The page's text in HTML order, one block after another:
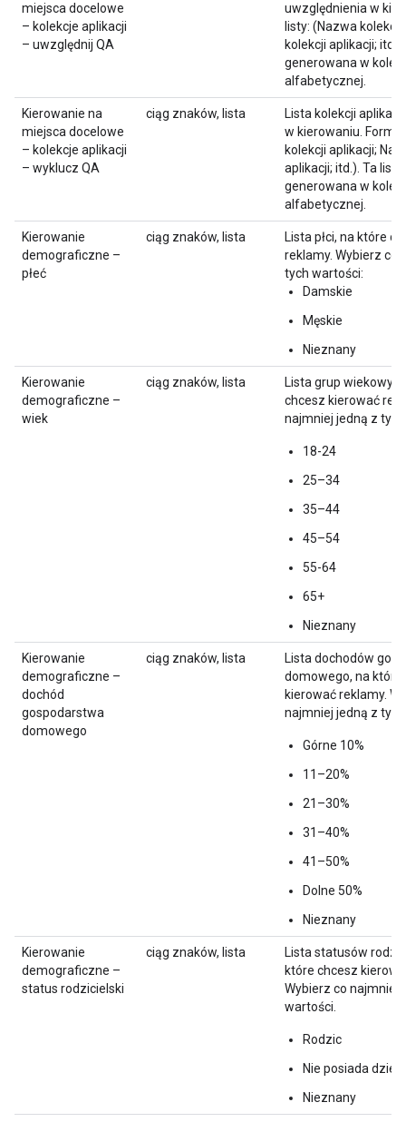
miejsca docelowe
– kolekcje aplikacji
– uwzględnij QA
uwzględnienia w
listy: (Nazwa
kolekcji aplikacji;
generowana w
alfabetycznej.
Kierowanie na
miejsca docelowe
– kolekcje aplikacji
– wyklucz QA
ciąg znaków, lista
Lista kolekcji
w kierowaniu.
kolekcji aplikacji;
aplikacji; itd.). Ta
generowana w
alfabetycznej.
Kierowanie
demograficzne –
płeć
ciąg znaków, lista
Lista płci, na które
reklamy. Wybierz co
tych wartości:
Damskie
Męskie
Nieznany
Kierowanie
demograficzne –
wiek
ciąg znaków, lista
Lista grup
chcesz kierować
najmniej jedną z
18-24
25–34
35–44
45–54
55-64
65+
Nieznany
Kierowanie
demograficzne –
dochód
gospodarstwa
domowego
ciąg znaków, lista
Lista dochodów
domowego, na które
kierować reklamy.
najmniej jedną z
Górne 10%
11–20%
21–30%
31–40%
41–50%
Dolne 50%
Nieznany
Kierowanie
demograficzne –
status rodzicielski
ciąg znaków, lista
Lista statusów
które chcesz
Wybierz co najmniej
wartości.
Rodzic
Nie posiada dzieci
Nieznany